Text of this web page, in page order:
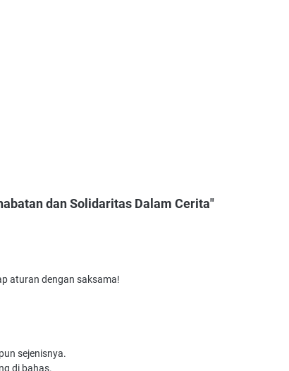
dan Solidaritas Dalam Cerita"
aturan dengan saksama!
sejenisnya.
di bahas.